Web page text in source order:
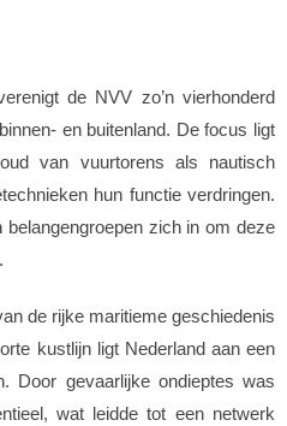
de NVV zo’n vierhonderd
en buitenland. De focus ligt
van vuurtorens als nautisch
hun functie verdringen.
belangengroepen zich in om deze
de rijke maritieme geschiedenis
kustlijn ligt Nederland aan een
Door gevaarlijke ondieptes was
wat leidde tot een netwerk